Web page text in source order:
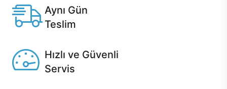
Aynı Gün
Teslim
Hızlı ve Güvenli
Servis